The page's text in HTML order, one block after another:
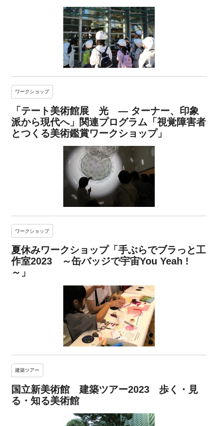
ワークショップ
「テート美術館展 光 ― ターナー、印象
派から現代へ」関連プログラム「視覚障害者
とつくる美術鑑賞ワークショップ」
ワークショップ
夏休みワークショップ「手ぶらでブラっと工
作室2023 ～缶バッジで宇宙You Yeah !
～」
建築ツアー
国立新美術館 建築ツアー2023 歩く・見
る・知る美術館